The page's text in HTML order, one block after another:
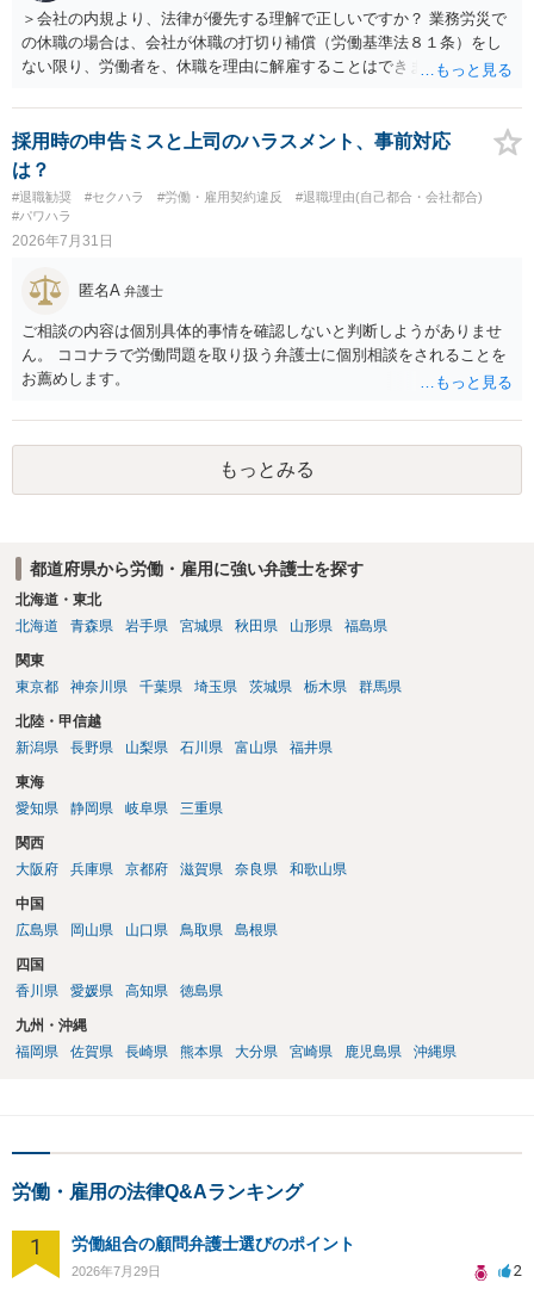
費・未回収費用のみ」に限定する、などが典型です。 ・弁護士に契約
前に契約書の内容をレビューしてもらう価値は十分にあると思われま
す。 争点は、契約類型が雇用か業務委託か、実態として労働者性があ
るか、解除事由が双方にどう定められているか、違約金の算定根拠が
合理的か、という複数論点に分かれます。契約前なら、交渉のパワー
バランスの問題もありますが、修正余地があるうえ、後から争うより
コストを抑えやすいので、資料等を持参の上弁護士に確認されること
をお勧めします。 ・事務所側の解除でも、解除理由によってはタレン
ト側に損害賠償が発生する建付けになっていることはあります。ただ
し、事務所側が一方的に解除したのにタレントへ違約金を課す設計
は、合理性や対価性を欠くとして争いやすいです。逆に、タレント側
の重大な契約違反がある場合は、実損害の範囲で請求される可能性は
あります。
＞会社の内規より、法律が優先する理解で正しいですか？ 業務労災で
の休職の場合は、会社が休職の打切り補償（労働基準法８１条）をし
ない限り、労働者を、休職を理由に解雇することはできません（労働
期間満了による退職は、業務労災への適用はありませんので、ご安心
ください。 仮に会社が打切り補償をせずに解雇した場合は、不当解雇
に当たります。 ＞労災の休業補償と、所得補償保険の保険金とは別
に、受け取れる金銭はありますでしょうか？ 業務労災の場合は、会社
の安全配慮義務違反が認められると解されますので、会社の損害賠償
責任（治療費、通院慰謝料、入院費、入院慰謝料、後遺障害慰謝料、
災での第三者行為傷害（同僚の不注意等による事故）の場合は、当該
第三者の賠償責任も考えられます。 労災で支払われた分は、損害額か
ら控除（損益相殺）されますが、それを超えた部分は、会社もしく
は、第三者から支払ってもらうことになります。 会社等との交渉が必
要になると思います（良い会社でしたら、自ら話してくると思います
の弁護士にご相談ください。 以上、ご参考まで。
採用時の申告ミスと上司のハラスメント、事前対応
は？
#退職勧奨 #セクハラ #労働・雇用契約違反
#退職理由(自己都合・会社都合)
#パワハラ
2026年7月31日
匿名A 弁護士
ご相談の内容は個別具体的事情を確認しないと判断しようがありませ
ん。 ココナラで労働問題を取り扱う弁護士に個別相談をされることを
お薦めします。
もっとみる
都道府県から労働・雇用に強い弁護士を探す
北海道・東北
北海道
青森県 岩手県 宮城県 秋田県 山形県 福島県
関東
東京都
神奈川県 千葉県 埼玉県 茨城県 栃木県 群馬県
北陸・甲信越
新潟県
長野県 山梨県 石川県 富山県 福井県
東海
愛知県
静岡県 岐阜県 三重県
関西
大阪府
兵庫県 京都府 滋賀県 奈良県 和歌山県
中国
広島県
岡山県 山口県 鳥取県 島根県
四国
香川県
愛媛県 高知県 徳島県
九州・沖縄
福岡県
佐賀県 長崎県 熊本県 大分県 宮崎県 鹿児島県 沖縄県
労働・雇用の法律Q&Aランキング
1 労働組合の顧問弁護士選びのポイント
2026年7月29日 2